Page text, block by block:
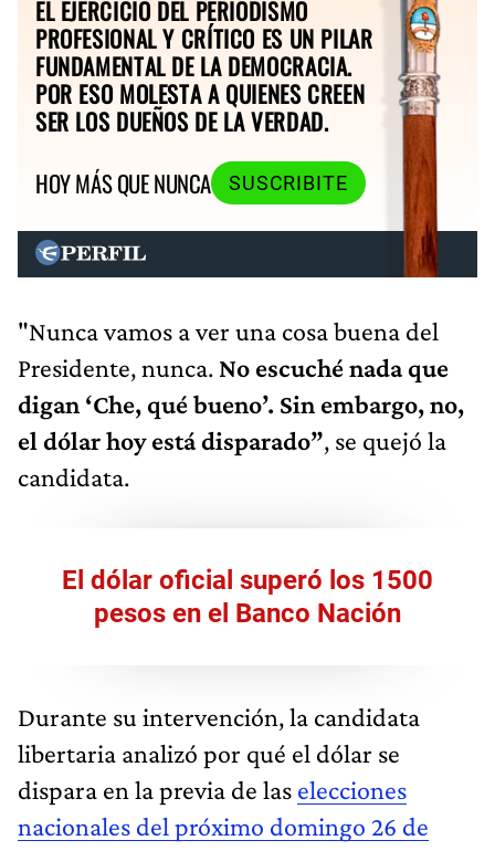
EL EJERCICIO DEL PERIODISMO
PROFESIONAL Y CRÍTICO ES UN PILAR
FUNDAMENTAL DE LA DEMOCRACIA.
POR ESO MOLESTA A QUIENES CREEN
SER LOS DUEÑOS DE LA VERDAD.
HOY MÁS QUE NUNCA
SUSCRIBITE
"Nunca vamos a ver una cosa buena del
Presidente, nunca. No escuché nada que
digan ‘Che, qué bueno’. Sin embargo, no,
el dólar hoy está disparado”, se quejó la
candidata.
El dólar oficial superó los 1500
pesos en el Banco Nación
Durante su intervención, la candidata
libertaria analizó por qué el dólar se
dispara en la previa de las elecciones
nacionales del próximo domingo 26 de